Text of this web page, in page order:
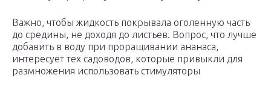
Важно, чтобы жидкость покрывала оголенную часть
до средины, не доходя до листьев. Вопрос, что лучше
добавить в воду при проращивании ананаса,
интересует тех садоводов, которые привыкли для
размножения использовать стимуляторы